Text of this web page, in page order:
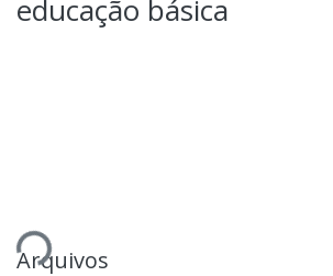
educação básica
Arquivos